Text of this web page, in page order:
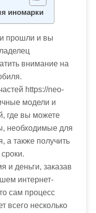
иномарки
прошли и вы
внимание на
https://neo-
модели и
где вы можете
необходимые для
а также получить
и деньги, заказав
интернет-
сам процесс
всего несколько